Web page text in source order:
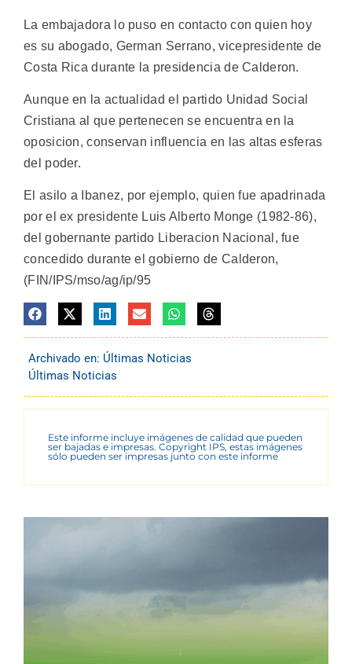
La embajadora lo puso en contacto con quien hoy
es su abogado, German Serrano, vicepresidente de
Costa Rica durante la presidencia de Calderon.
Aunque en la actualidad el partido Unidad Social
Cristiana al que pertenecen se encuentra en la
oposicion, conservan influencia en las altas esferas
del poder.
El asilo a Ibanez, por ejemplo, quien fue apadrinada
por el ex presidente Luis Alberto Monge (1982-86),
del gobernante partido Liberacion Nacional, fue
concedido durante el gobierno de Calderon,
(FIN/IPS/mso/ag/ip/95
Archivado en: Últimas Noticias
Últimas Noticias
Este informe incluye imágenes de calidad que pueden
ser bajadas e impresas. Copyright IPS, estas imágenes
sólo pueden ser impresas junto con este informe